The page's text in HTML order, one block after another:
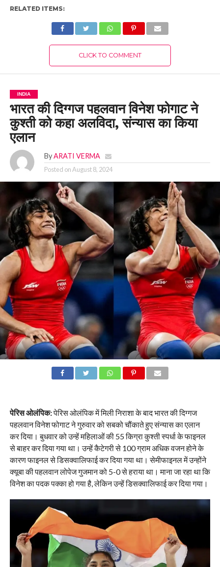
RELATED ITEMS:
CLICK TO COMMENT
INDIA
भारत की दिग्गज पहलवान विनेश फोगाट ने
कुश्ती को कहा अलविदा, संन्यास का किया
एलान
By ARATI VERMA
Posted onAugust 8, 2024
पेरिस ओलंपिक:पेरिस ओलंपिक में मिली निराशा के बाद भारत की दिग्गज
पहलवान विनेश फोगाट ने गुरुवार को सबको चौंकाते हुए संन्यास का एलान
कर दिया। बुधवार को उन्हें महिलाओं की 55 किग्रा कुश्ती स्पर्धा के फाइनल
से बाहर कर दिया गया था। उन्हें कैटेगरी से 100 ग्राम अधिक वजन होने के
कारण फाइनल से डिसक्वालिफाई कर दिया गया था। सेमीफाइनल में उन्होंने
क्यूबा की पहलवान लोपेज गुजमान को 5-0 से हराया था। माना जा रहा था कि
विनेश का पदक पक्का हो गया है, लेकिन उन्हें डिसक्वालिफाई कर दिया गया।